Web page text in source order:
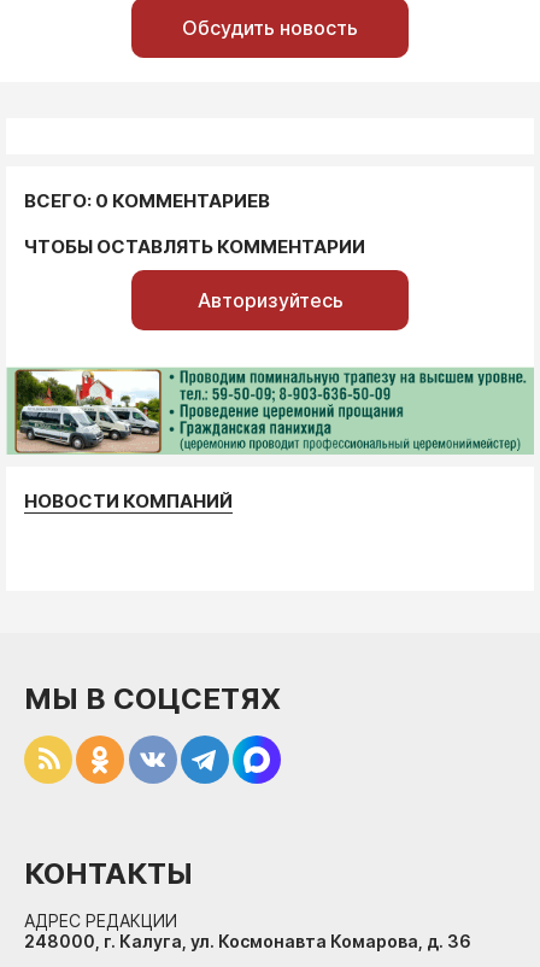
Обсудить новость
ВСЕГО: 0 КОММЕНТАРИЕВ
ЧТОБЫ ОСТАВЛЯТЬ КОММЕНТАРИИ
Авторизуйтесь
НОВОСТИ КОМПАНИЙ
МЫ В СОЦСЕТЯХ
КОНТАКТЫ
АДРЕС РЕДАКЦИИ
248000, г. Калуга, ул. Космонавта Комарова, д. 36